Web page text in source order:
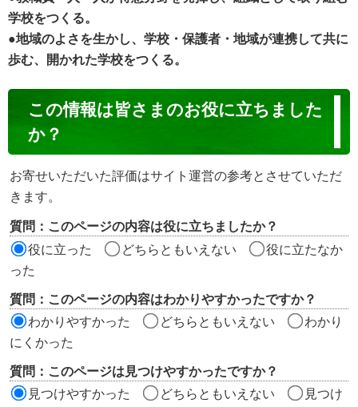
学校をつくる。
●地域のよさを生かし、学校・保護者・地域が連携して共に
歩む、
開かれた学校をつくる。
ン
ン
ツ
評
価
ア
この情報は皆さまのお役に立ちました
か？
お寄せいただいた評価はサイト運営の参考とさせていただ
きます。
質問：このページの内容は役に立ちましたか？
役に立った
どちらともいえない
役に立たなか
った
質問：このページの内容はわかりやすかったですか？
わかりやすかった
どちらともいえない
わかり
にくかった
質問：このページは見つけやすかったですか？
見つけやすかった
どちらともいえない
見つけ